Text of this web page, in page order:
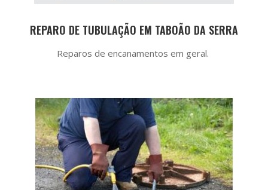
REPARO DE TUBULAÇÃO EM TABOÃO DA SERRA
Reparos de encanamentos em geral.